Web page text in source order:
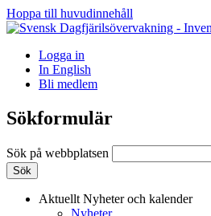
Hoppa till huvudinnehåll
Logga in
In English
Bli medlem
Sökformulär
Sök på webbplatsen
Aktuellt Nyheter och kalender
Nyheter